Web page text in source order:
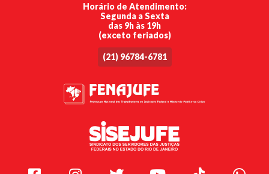
Horário de Atendimento:
Segunda a Sexta
das 9h às 19h
(exceto feriados)
(21) 96784-6781
Facebook Instagram Twitter Youtube TikTok